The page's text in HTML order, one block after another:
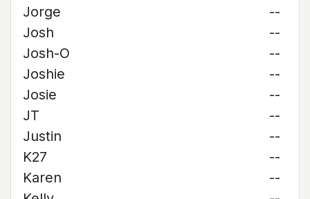
Jorge
--
Josh
--
Josh-O
--
Joshie
--
Josie
--
JT
--
Justin
--
K27
--
Karen
--